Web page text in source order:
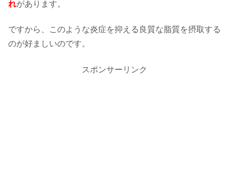
れがあります。
ですから、このような炎症を抑える良質な脂質を摂取する
のが好ましいのです。
スポンサーリンク